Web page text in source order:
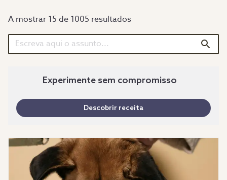
A mostrar 15 de 1005 resultados
Experimente sem compromisso
Descobrir receita